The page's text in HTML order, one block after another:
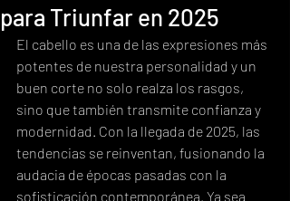
para Triunfar en 2025
El cabello es una de las expresiones más
potentes de nuestra personalidad y un
buen corte no solo realza los rasgos,
sino que también transmite confianza y
modernidad. Con la llegada de 2025, las
tendencias se reinventan, fusionando la
audacia de épocas pasadas con la
sofisticación contemporánea. Ya sea